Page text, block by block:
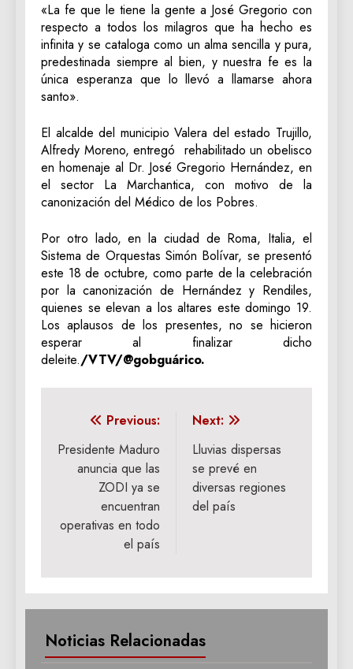
«La fe que le tiene la gente a José Gregorio con
respecto a todos los milagros que ha hecho es
infinita y se cataloga como un alma sencilla y pura,
predestinada siempre al bien, y nuestra fe es la
única esperanza que lo llevó a llamarse ahora
santo».
El alcalde del municipio Valera del estado Trujillo,
Alfredy Moreno, entregó rehabilitado un obelisco
en homenaje al Dr. José Gregorio Hernández, en
el sector La Marchantica, con motivo de la
canonización del Médico de los Pobres.
Por otro lado, en la ciudad de Roma, Italia, el
Sistema de Orquestas Simón Bolívar, se presentó
este 18 de octubre, como parte de la celebración
por la canonización de Hernández y Rendiles,
quienes se elevan a los altares este domingo 19.
Los aplausos de los presentes, no se hicieron
esperar al finalizar dicho
deleite./VTV/@gobguárico.
Navegación
de
entradas
Previous:
Presidente Maduro
anuncia que las
ZODI ya se
encuentran
operativas en todo
el país
Next:
Lluvias dispersas
se prevé en
diversas regiones
del país
Noticias Relacionadas